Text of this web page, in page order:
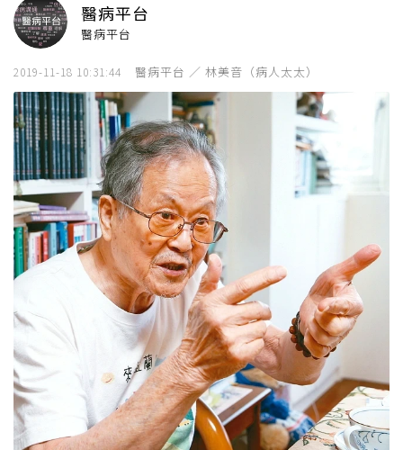
醫病平台
醫病平台
2019-11-18 10:31:44 醫病平台 ／ 林美音（病人太太）